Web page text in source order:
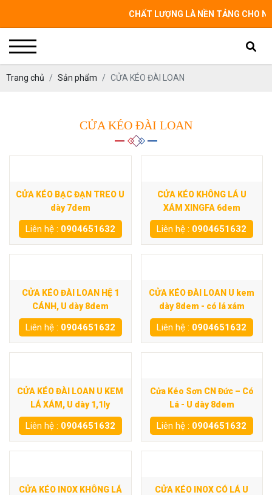
CHẤT LƯỢNG LÀ NỀN TẢNG CHO
Trang chủ Sản phẩm CỬA KÉO ĐÀI LOAN
CỬA KÉO ĐÀI LOAN
CỬA KÉO BẠC ĐẠN TREO U
dày 7dem
Liên hệ : 0904651632
CỬA KÉO KHÔNG LÁ U
XÁM XINGFA 6dem
Liên hệ : 0904651632
CỬA KÉO ĐÀI LOAN HỆ 1
CÁNH, U dày 8dem
Liên hệ : 0904651632
CỬA KÉO ĐÀI LOAN U kem
dày 8dem - có lá xám
Liên hệ : 0904651632
CỬA KÉO ĐÀI LOAN U KEM
LÁ XÁM, U dày 1,1ly
Liên hệ : 0904651632
Cửa Kéo Sơn CN Đức – Có
Lá - U dày 8dem
Liên hệ : 0904651632
CỬA KÉO INOX KHÔNG LÁ
CỬA KÉO INOX CÓ LÁ U